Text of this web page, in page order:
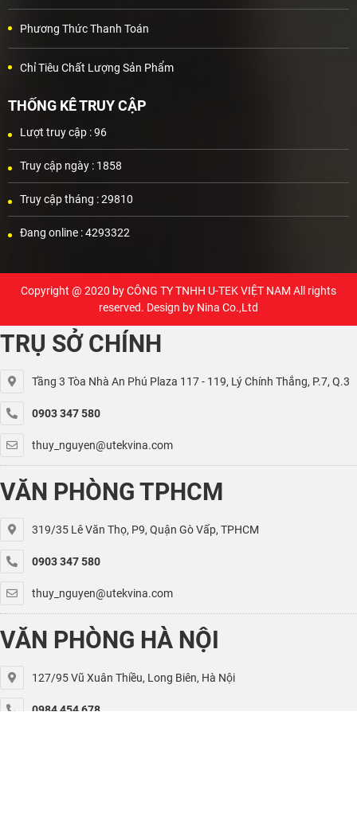
Phương Thức Thanh Toán
Chỉ Tiêu Chất Lượng Sản Phẩm
THỐNG KÊ TRUY CẬP
Lượt truy cập :96
Truy cập ngày : 1858
Truy cập tháng :29810
Đang online :4293322
Copyright @ 2020 byCÔNG TY TNHH U-TEK VIỆT NAM All rights
reserved. Design by Nina Co.,Ltd
TRỤ SỞ CHÍNH
Tầng 3 Tòa Nhà An Phú Plaza 117 - 119, Lý Chính Thắng, P.7, Q.3
0903 347 580
thuy_nguyen@utekvina.com
VĂN PHÒNG TPHCM
319/35 Lê Văn Thọ, P9, Quận Gò Vấp, TPHCM
0903 347 580
thuy_nguyen@utekvina.com
VĂN PHÒNG HÀ NỘI
127/95 Vũ Xuân Thiều, Long Biên, Hà Nội
0984 454 678